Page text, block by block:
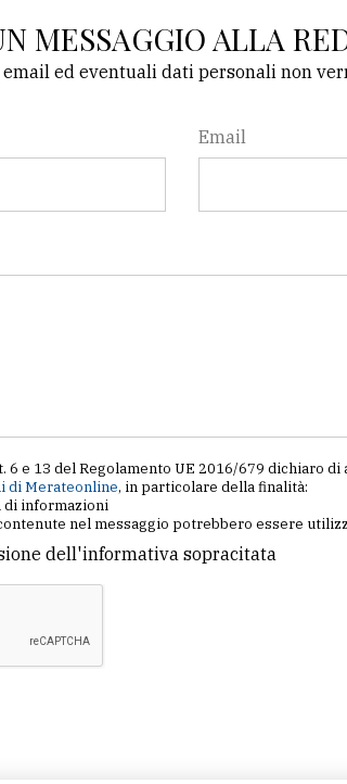
MESSAGGIO ALLA
ed eventuali dati personali non
Email
e 13 del Regolamento UE 2016/679 dichiaro di
di Merateonline, in particolare della finalità:
di informazioni
nel messaggio potrebbero essere
dell'informativa sopracitata